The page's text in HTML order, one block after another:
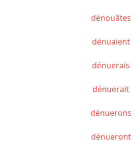
dénouâtes
dénuaient
dénuerais
dénuerait
dénuerons
dénueront